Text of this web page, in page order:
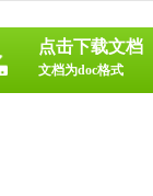
点击下载文档
文档为doc格式